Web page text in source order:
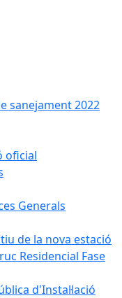
sanejament 2022
oficial
Generals
de la nova estació
Residencial Fase
d'Instal·lació